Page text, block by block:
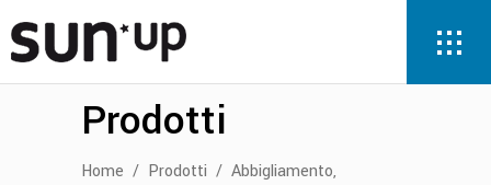
Prodotti
Home / Prodotti / Abbigliamento,